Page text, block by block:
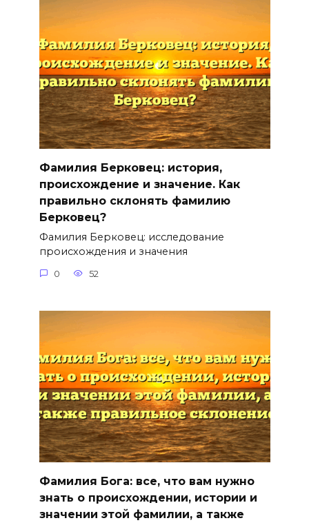
Фамилия Берковец: история,
происхождение и значение. Как
правильно склонять фамилию
Берковец?
Фамилия Берковец: исследование
происхождения и значения
0 52
Фамилия Бога: все, что вам нужно
знать о происхождении, истории и
значении этой фамилии, а также